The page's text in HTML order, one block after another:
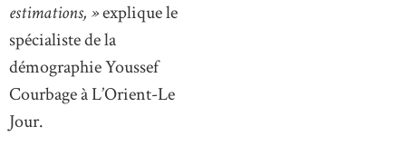
estimations, »explique le
spécialiste de la
démographie Youssef
Courbage à L’Orient-Le
Jour.